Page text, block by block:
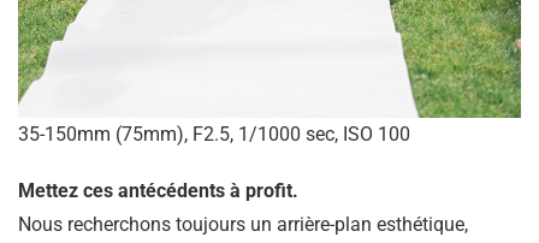
35-150mm (75mm), F2.5, 1/1000 sec, ISO 100
Mettez ces antécédents à profit.
Nous recherchons toujours un arrière-plan esthétique,